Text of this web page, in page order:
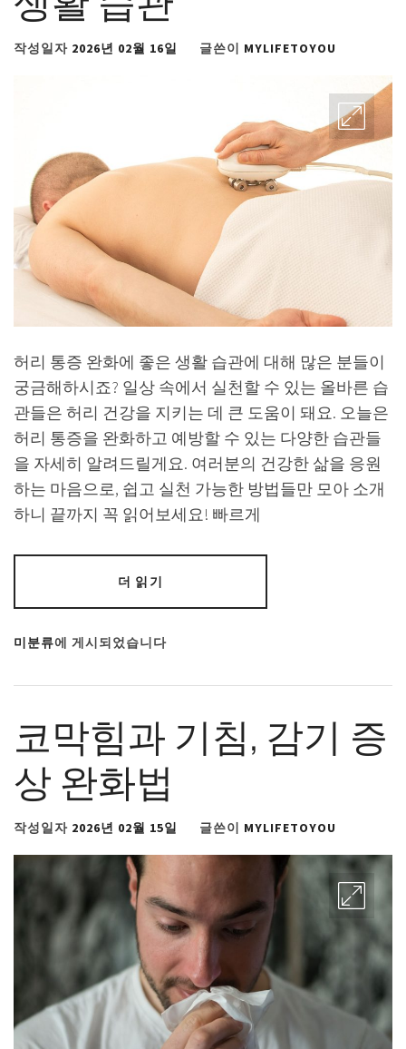
작성일자 2026년 02월 16일 글쓴이 MYLIFETOYOU
허리 통증 완화에 좋은 생활 습관에 대해 많은 분들이
궁금해하시죠? 일상 속에서 실천할 수 있는 올바른 습
관들은 허리 건강을 지키는 데 큰 도움이 돼요. 오늘은
허리 통증을 완화하고 예방할 수 있는 다양한 습관들
을 자세히 알려드릴게요. 여러분의 건강한 삶을 응원
하는 마음으로, 쉽고 실천 가능한 방법들만 모아 소개
하니 끝까지 꼭 읽어보세요! 빠르게
더 읽기
미분류에 게시되었습니다
코막힘과 기침, 감기 증
상 완화법
작성일자 2026년 02월 15일 글쓴이 MYLIFETOYOU